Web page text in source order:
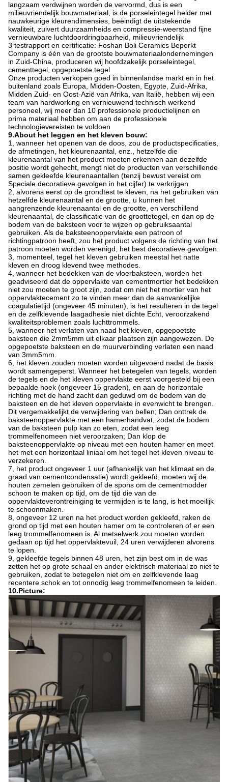
langzaam verdwijnen worden de vervormd, dus is een
milieuvriendelijk bouwmateriaal, is de porseleintegel helder met
nauwkeurige kleurendimensies, beëindigt de uitstekende
kwaliteit, zuivert duurzaamheids en compressie-weerstand fijne
vernieuwbare luchtdoordringbaarheid, milieuvriendelijk
3 testrapport en certificatie: Foshan Boli Ceramics Beperkt
Company is één van de grootste bouwmateriaalondernemingen
in Zuid-China, produceren wij hoofdzakelijk porseleintegel,
cementtegel, opgepoetste tegel
Onze producten verkopen goed in binnenlandse markt en in het
buitenland zoals Europa, Midden-Oosten, Egypte, Zuid-Afrika,
Midden Zuid- en Oost-Azië van Afrika, van Italië, hebben wij een
team van hardworking en vernieuwend technisch werkend
personeel, wij meer dan 10 professionele productielijnen en
prima materiaal hebben om aan de professionele
technologievereisten te voldoen
9.About het leggen en het kleven bouw:
1, wanneer het openen van de doos, zou de productspecificaties,
de afmetingen, het kleurenaantal, enz., hetzelfde die
kleurenaantal van het product moeten erkennen aan dezelfde
positie wordt gehecht, mengt niet de producten van verschillende
samen gekleefde kleurenaantallen (tenzij bewust vereist om
Speciale decoratieve gevolgen in het cijfer) te verkrijgen
2, alvorens eerst op de grondtest te kleven, na het gebruiken van
hetzelfde kleurenaantal en de grootte, u kunnen het
aangrenzende kleurenaantal en de grootte, en verschillend
kleurenaantal, de classificatie van de groottetegel, en dan op de
bodem van de baksteen voor te wijzen op gebruiksaantal
gebruiken. Als de baksteenoppervlakte een patroon of
richtingpatroon heeft, zou het product volgens de richting van het
patroon moeten worden verenigd, het best decoratieve gevolgen.
3, momenteel, tegel het kleven gebruiken meestal het natte
kleven en droog klevend twee methodes.
4, wanneer het bedekken van de vloerbaksteen, worden het
geadviseerd dat de oppervlakte van cementmortier het bedekken
niet zou moeten te groot zijn, zodat om niet het mortier van het
oppervlaktecement zo te vinden meer dan de aanvankelijke
coagulatietijd (ongeveer 45 minuten), is het resulteren in de tegel
en de zelfklevende laagadhesie niet dichte Echt, veroorzakend
kwaliteitsproblemen zoals luchttrommels.
5, wanneer het verlaten van naad het kleven, opgepoetste
baksteen die 2mm5mm uit elkaar plaatsen zijn aangewezen. De
opgepoetste baksteen en de muurverbinding verlaten een naad
van 3mm5mm.
6, het kleven zouden moeten worden uitgevoerd nadat de basis
wordt samengeperst. Wanneer het betegelen van tegels, worden
de tegels en de het kleven oppervlakte eerst voorgesteld bij een
bepaalde hoek (ongeveer 15 graden), en aan de horizontale
richting met de hand zacht dan geduwd om de bodem van de
baksteen en de het kleven oppervlakte in evenwicht te brengen.
Dit vergemakkelijkt de verwijdering van bellen; Dan onttrek de
baksteenoppervlakte met een hamerhandvat, zodat de bodem
van de baksteen pulp kan zo eten, zodat een leeg
trommelfenomeen niet veroorzaken; Dan klop de
baksteenoppervlakte op niveau met een houten hamer en meet
het met een horizontaal liniaal om het tegel het kleven niveau te
verzekeren.
7, het product ongeveer 1 uur (afhankelijk van het klimaat en de
graad van cementcondensatie) wordt gekleefd, moeten wij de
houten zemelen gebruiken of de spons om de cementmodder
schoon te maken op tijd, om de tijd die van de
oppervlakteverontreiniging te vermijden is te lang, is het moeilijk
te schoonmaken.
8, ongeveer 12 uren na het product worden gekleefd, raken de
grond op tijd met een houten hamer om te controleren of er een
leeg trommelfenomeen is. Al metselwerk zou moeten worden
gedaan op tijd het oppervlaktevuil, 24 uren verwijderen alvorens
te lopen.
9, gekleefde tegels binnen 48 uren, het zijn best om in de was
zetten het op grote schaal en ander elektrisch materiaal zo niet te
gebruiken, zodat te betegelen niet om en zelfklevende laag
recentere schok en tot onnodig leeg trommelfenomeen te leiden.
10.Picture: